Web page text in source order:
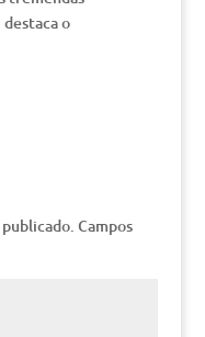
o
Campos